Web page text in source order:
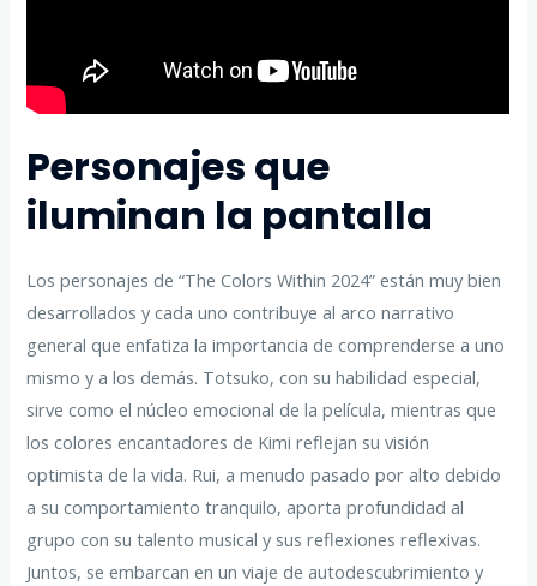
Personajes que
iluminan la pantalla
Los personajes de “The Colors Within 2024” están muy bien
desarrollados y cada uno contribuye al arco narrativo
general que enfatiza la importancia de comprenderse a uno
mismo y a los demás. Totsuko, con su habilidad especial,
sirve como el núcleo emocional de la película, mientras que
los colores encantadores de Kimi reflejan su visión
optimista de la vida. Rui, a menudo pasado por alto debido
a su comportamiento tranquilo, aporta profundidad al
grupo con su talento musical y sus reflexiones reflexivas.
Juntos, se embarcan en un viaje de autodescubrimiento y